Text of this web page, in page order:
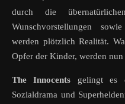
durch die
Wunschvorstellungen
werden plötzlich Realität.
Opfer der Kinder, werden
The Innocents gelingt es
Sozialdrama und